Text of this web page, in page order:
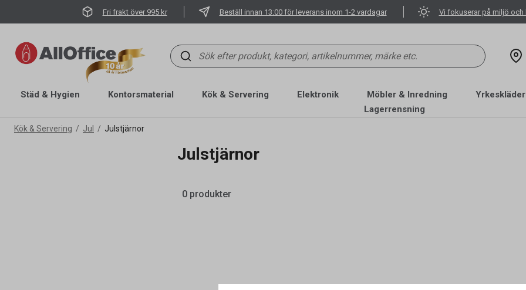
Fri frakt över 995 kr Beställ innan 13:00 för leverans inom 1-2 vardagar Vi fokuserar på miljö och
Städ & Hygien Kontorsmaterial Kök & Servering Elektronik Möbler & Inredning
Lagerrensning
Kök & Servering Jul Julstjärnor
Julstjärnor
0 produkter